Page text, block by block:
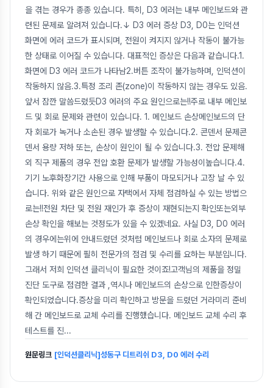
을 겪는 경우가 종종 있습니다. 특히, D3 에러는 내부 메인보드와 관
련된 문제로 알려져 있습니다.↓ D3 에러 증상 D3, D0는 인덕션
화면에 에러 코드가 표시되며, 전원이 켜지지 않거나 작동이 불가능
한 상태로 이어질 수 있습니다. 대표적인 증상은 다음과 같습니다.1.
화면에 D3 에러 코드가 나타남2.버튼 조작이 불가능하며, 인덕션이
작동하지 않음.3.특정 조리 존(zone)이 작동하지 않는 경우도 있음.
앞서 잠깐 말씀드렸듯D3 에러의 주요 원인으로는!!주로 내부 메인보
드 및 회로 문제와 관련이 있습니다. 1. 메인보드 손상메인보드의 단
자 회로가 녹거나 소손된 경우 발생할 수 있습니다.2. 콘덴서 문제콘
덴서 용량 저하 또는, 손상이 원인이 될 수 있습니다.3. 전압 문제해
외 직구 제품의 경우 전압 호환 문제가 발생할 가능성이높습니다.4.
기기 노후화장기간 사용으로 인해 부품이 마모되거나 고장 날 수 있
습니다. 위와 같은 원인으로 자택에서 자체 점검하실 수 있는 방법으
로는!!전원 차단 및 전원 재인가 후 증상이 재현되는지 확인또는외부
손상 확인을 해보는 것정도가 있을 수 있겠네요. 사실 D3, D0 에러
의 경우에는위에 안내드렸던 것처럼 메인보드나 회로 소자의 문제로
발생 하기 때문에 필히 전문가의 점검 및 수리를 요하는 부분입니다.
그래서 저희 인덕션 클리닉이 필요한 것이죠!고객님의 제품을 정밀
진단 도구로 점검한 결과 ,역시나 메인보드의 손상으로 인한증상이
확인되었습니다.증상을 미리 확인하고 방문을 드렸던 거라미리 준비
해 간 메인보드로 교체 수리를 진행했습니다. 메인보드 교체 수리 후
테스트를 진...
원문링크 [인덕션클리닉]성동구 디트리쉬 D3, D0 에러 수리